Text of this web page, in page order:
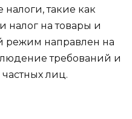
такие как
налог на товары и
режим направлен на
требований и
лиц.